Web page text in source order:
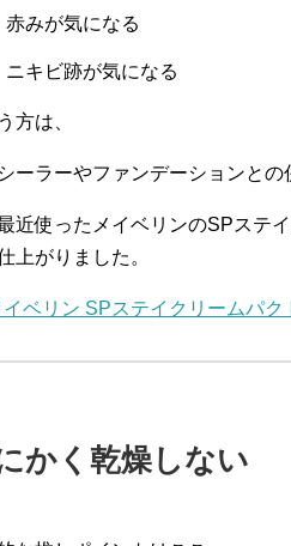
赤みが気になる
ニキビ跡が気になる
方は、
ーラーやファンデーションとの
近使ったメイベリンのSPステ
上がりました。
イベリン SPステイクリームパ
かく乾燥しない